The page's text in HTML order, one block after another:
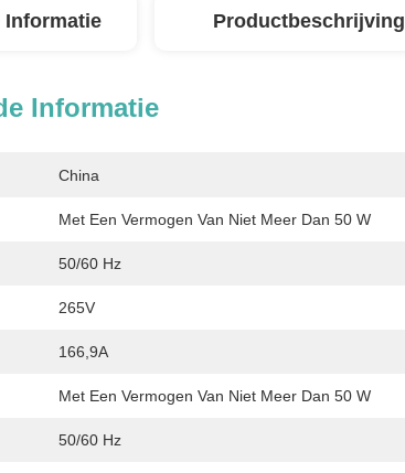
Informatie Productbeschrijving
Informatie
China
Met Een Vermogen Van Niet Meer Dan 50 W
50/60 Hz
265V
166,9A
Met Een Vermogen Van Niet Meer Dan 50 W
50/60 Hz